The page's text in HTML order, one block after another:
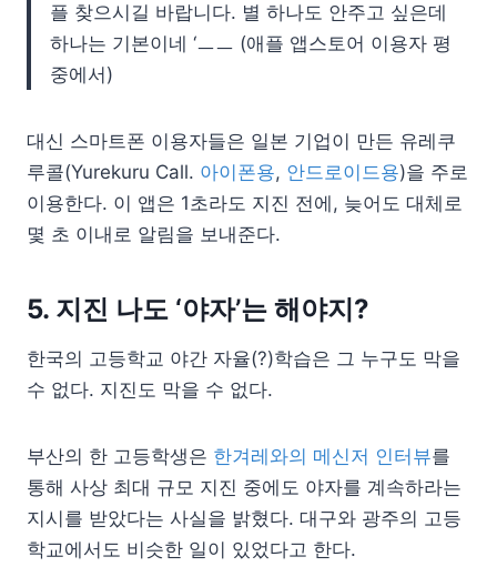
플 찾으시길 바랍니다. 별 하나도 안주고 싶은데
하나는 기본이네 ‘ㅡㅡ (애플 앱스토어 이용자 평
중에서)
대신 스마트폰 이용자들은 일본 기업이 만든 유레쿠
루콜(Yurekuru Call. 아이폰용, 안드로이드용)을 주로
이용한다. 이 앱은 1초라도 지진 전에, 늦어도 대체로
몇 초 이내로 알림을 보내준다.
5. 지진 나도 ‘야자’는 해야지?
한국의 고등학교 야간 자율(?)학습은 그 누구도 막을
수 없다. 지진도 막을 수 없다.
부산의 한 고등학생은 한겨레와의 메신저 인터뷰를
통해 사상 최대 규모 지진 중에도 야자를 계속하라는
지시를 받았다는 사실을 밝혔다. 대구와 광주의 고등
학교에서도 비슷한 일이 있었다고 한다.